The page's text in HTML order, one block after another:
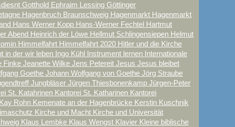
Gotthold Ephraim Lessing Göttinger
Hagenbruch Braunschweig Hagenmarkt Hagenmarkt
Hans Werner Kopp Hans-Werner Fechtel Hartmut
Abend Heinrich der Löwe Hellmut Schlingensiepen Helmut
Himmelfahrt Himmelfahrt 2020 Hitler und die Kirche
in der wir leben Ingo Kühl Instrument lernen Internationale
Finke Jeanette Wilke Jens Petereit Jesus Jesus bleibet
Goethe Johann Wolfgang von Goethe Jörg Straube
Jungbläser Jürgen Thiesbonenkamp Jürgen-Peter
St. Katahrinen Kantorei St. Katharinen Kantorei
Kay Rohn Kemenate an der Hagenbrücke Kerstin Kuschnik
Kirche und Macht Kirche und Universität
Klaus Lembke Klaus Wengst Klavier Kleine biblische